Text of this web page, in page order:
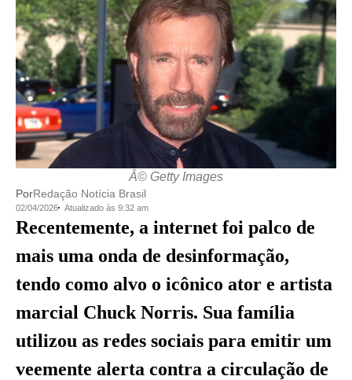
Â© Getty Images
PorRedação Notícia Brasil
02/04/2026 Atualizado às 9:32 am
Recentemente, a internet foi palco de
mais uma onda de desinformação,
tendo como alvo o icônico ator e artista
marcial Chuck Norris. Sua família
utilizou as redes sociais para emitir um
veemente alerta contra a circulação de